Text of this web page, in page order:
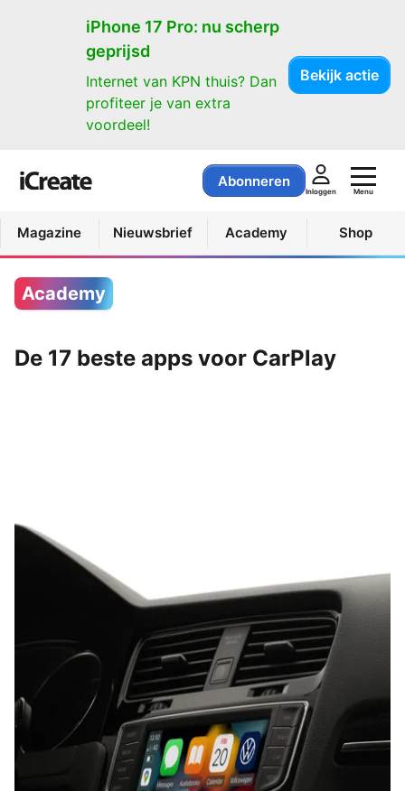
iPhone 17 Pro: nu scherp
geprijsd
Internet van KPN thuis? Dan
profiteer je van extra
voordeel!
Bekijk actie
Abonneren
Inloggen Menu
Magazine Nieuwsbrief Academy Shop
Academy
De 17 beste apps voor CarPlay